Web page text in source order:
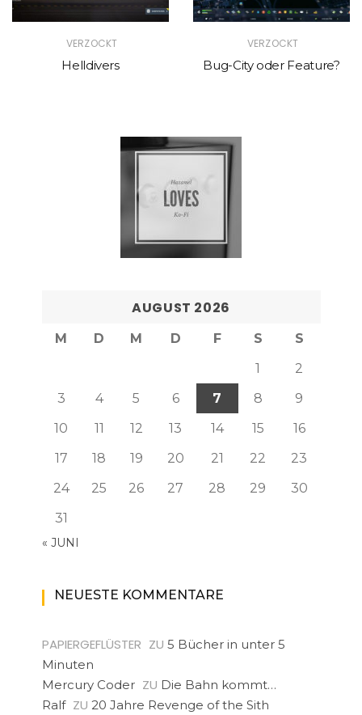
VERZOCKT
Helldivers
VERZOCKT
Bug-City oder Feature?
AUGUST 2026
M D M D F S
S
1
2
3
4 5 6 7 8
9
10
11 12 13 14 15
16
17
18 19 20 21 22
23
24
25 26 27 28 29
30
31
« JUNI
NEUESTE KOMMENTARE
PAPIERGEFLÜSTER ZU 5 Bücher in unter 5
Minuten
Mercury Coder ZU Die Bahn kommt…
Ralf ZU 20 Jahre Revenge of the Sith